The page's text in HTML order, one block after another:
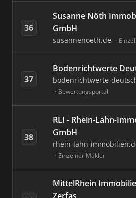
36
Susanne Nöth
GmbH
susannenoeth.de
37
Bodenrichtwerte
bodenrichtwerte-
Bewertungsportal
38
RLI - Rhein-Lahn-
GmbH
rhein-lahn-
Einzelner Makler
MittelRhein